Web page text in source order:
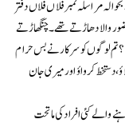
مراسلہ نمبرفلاں فلاں دفتر
والا دھاڑتے تھے۔چنگھاڑتے
تم لوگوں کو سرکار نے بس حرام
دستخط کرواؤ اور میری جان
والے کئی افراد کی ماتحت